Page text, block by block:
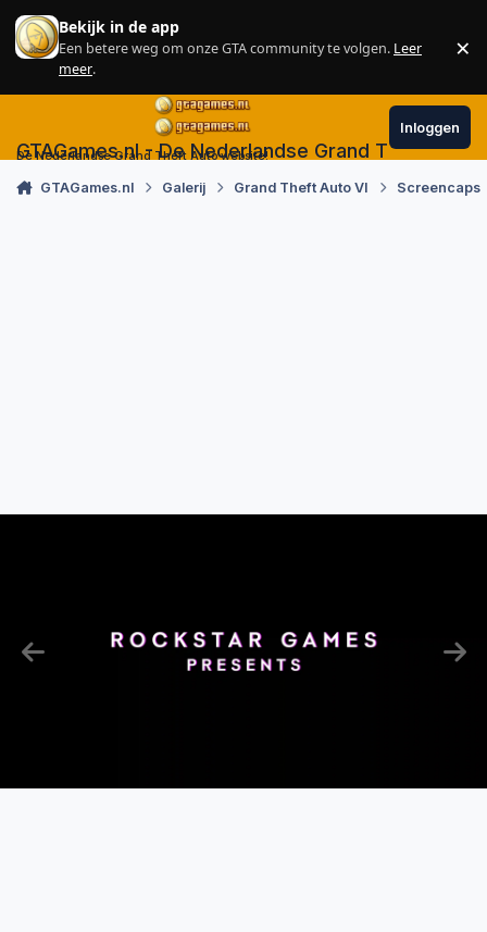
Skip to content
Bekijk in de app
Een betere weg om onze GTA community te volgen. Leer
meer.
×
GTAGames.nl - De Nederlandse Grand Theft Auto
De Nederlandse Grand Theft Auto website!
Inloggen
GTAGames.nl Galerij Grand Theft Auto VI Screencaps